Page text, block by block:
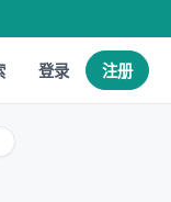
登录 注册